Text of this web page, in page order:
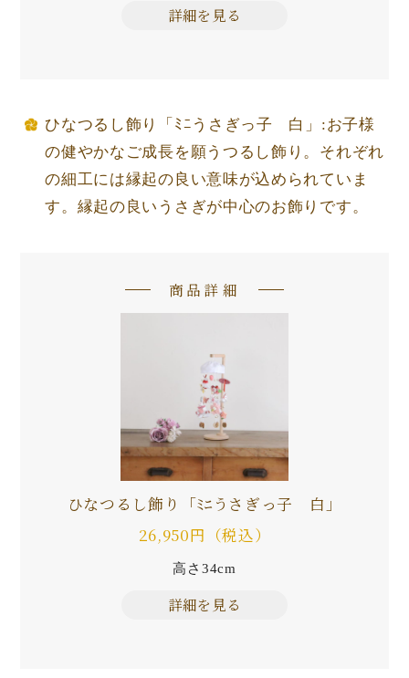
詳細を見る
ひなつるし飾り「ﾐﾆうさぎっ子 白」:お子様
の健やかなご成長を願うつるし飾り。それぞれ
の細工には縁起の良い意味が込められていま
す。縁起の良いうさぎが中心のお飾りです。
商品詳細
ひなつるし飾り「ﾐﾆうさぎっ子 白」
26,950円（税込）
高さ34cm
詳細を見る